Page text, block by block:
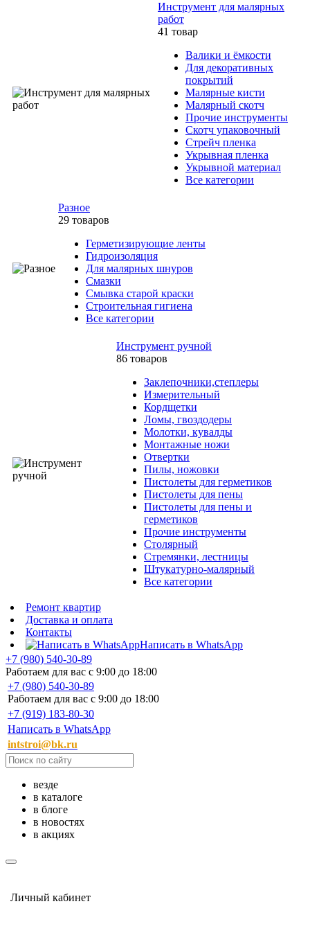
Инструмент для малярных
работ
41 товар
Валики и ёмкости
Для декоративных
покрытий
Малярные кисти
Малярный скотч
Прочие инструменты
Скотч упаковочный
Стрейч пленка
Укрывная пленка
Укрывной материал
Все категории
Разное
29 товаров
Герметизирующие ленты
Гидроизоляция
Для малярных шнуров
Смазки
Смывка старой краски
Строительная гигиена
Все категории
Инструмент ручной
86 товаров
Заклепочники,степлеры
Измерительный
Кордщетки
Ломы, гвоздодеры
Молотки, кувалды
Монтажные ножи
Отвертки
Пилы, ножовки
Пистолеты для герметиков
Пистолеты для пены
Пистолеты для пены и
герметиков
Прочие инструменты
Столярный
Стремянки, лестницы
Штукатурно-малярный
Все категории
Ремонт квартир
Доставка и оплата
Контакты
Написать в WhatsApp
+7 (980) 540-30-89
Работаем для вас с 9:00 до 18:00
+7 (980) 540-30-89
Работаем для вас с 9:00 до 18:00
+7 (919) 183-80-30
Написать в WhatsApp
intstroi@bk.ru
везде
в каталоге
в блоге
в новостях
в акциях
Личный кабинет